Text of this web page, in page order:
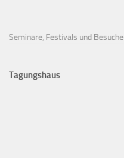
Seminare, Festivals und
Tagungshaus